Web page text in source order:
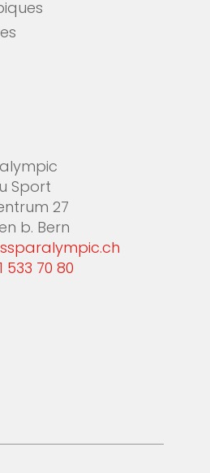
Sport
27
b. Bern
533 70 80